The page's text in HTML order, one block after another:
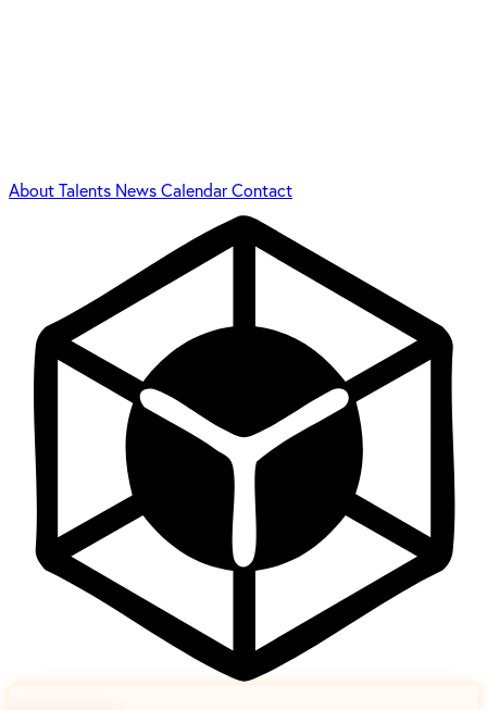
AboutTalents NewsCalendarContact